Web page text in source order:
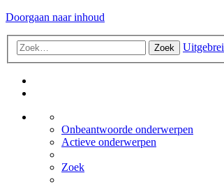
Doorgaan naar inhoud
Zoek
Onbeantwoorde onderwerpen
Actieve onderwerpen
Zoek